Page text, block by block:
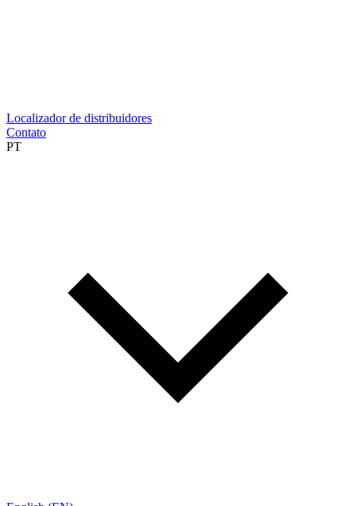
Localizador de distribuidores
Contato
PT